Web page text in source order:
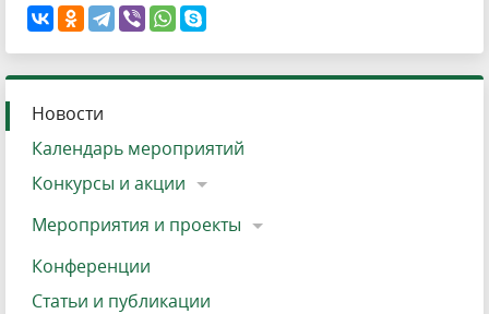
Новости
Календарь мероприятий
Конкурсы и акции
Мероприятия и проекты
Конференции
Статьи и публикации